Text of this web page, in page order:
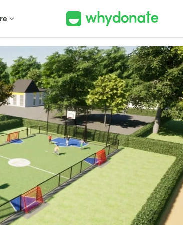
expand_more